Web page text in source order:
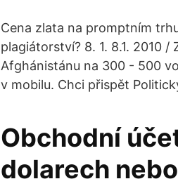
Cena zlata na promptním
plagiátorství? 8. 1. 8.1. 2010
Afghánistánu na 300 - 500
v mobilu. Chci přispět
Obchodní
dolarech